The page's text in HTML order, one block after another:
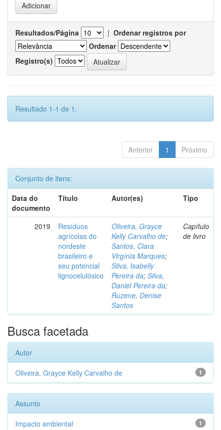
Resultados/Página | Ordenar registros por
Ordenar
Registro(s)
Resultado 1-1 de 1.
Anterior 1 Próximo
Conjunto de itens:
Data do
documento
Título Autor(es) Tipo
2019
Resíduos
agrícolas do
nordeste
brasileiro e
seu potencial
lignocelulósico
Oliveira, Grayce
Kelly Carvalho de;
Santos, Clara
Virgínia Marques;
Silva, Isabelly
Pereira da; Silva,
Daniel Pereira da;
Ruzene, Denise
Santos
Capítulo
de livro
Busca facetada
Autor
1
Oliveira, Grayce Kelly Carvalho de
Assunto
1
Impacto ambiental